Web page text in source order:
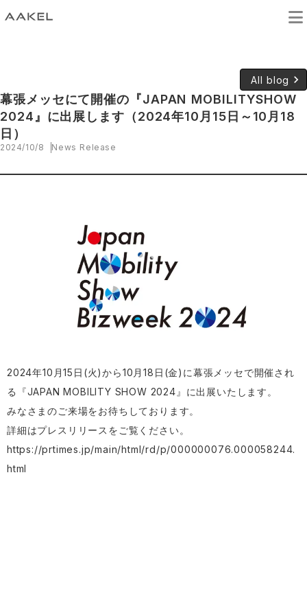
All blog keyboard_arrow_right
幕張メッセにて開催の『JAPAN MOBILITYSHOW
2024』に出展します（2024年10月15日～10月18
日）
2024/10/8 News Release
2024年10月15日(火)から10月18日(金)に幕張メッセで開催され
る『JAPAN MOBILITY SHOW 2024』に出展いたします。
みなさまのご来場をお待ちしております。
詳細はプレスリリースをご覧ください。
https://prtimes.jp/main/html/rd/p/000000076.000058244.
html